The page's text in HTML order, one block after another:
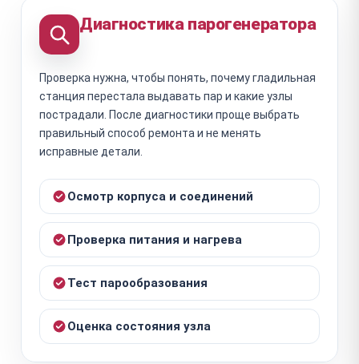
Диагностика парогенератора
Проверка нужна, чтобы понять, почему гладильная
станция перестала выдавать пар и какие узлы
пострадали. После диагностики проще выбрать
правильный способ ремонта и не менять
исправные детали.
Осмотр корпуса и соединений
Проверка питания и нагрева
Тест парообразования
Оценка состояния узла